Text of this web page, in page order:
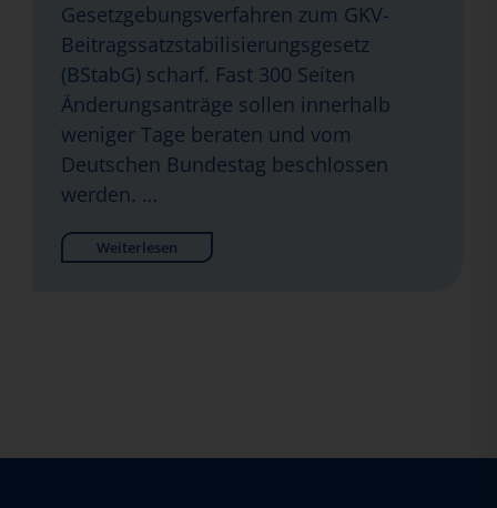
Gesetzgebungsverfahren zum GKV-
Beitragssatzstabilisierungsgesetz
(BStabG) scharf. Fast 300 Seiten
Änderungsanträge sollen innerhalb
weniger Tage beraten und vom
Deutschen Bundestag beschlossen
werden. …
Weiterlesen